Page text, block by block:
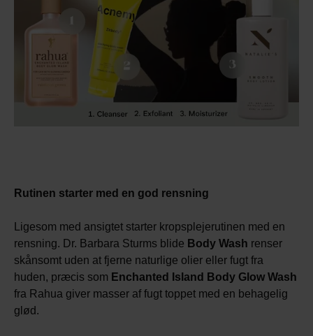
Rutinen starter med en god rensning
Ligesom med ansigtet starter kropsplejerutinen med en
rensning. Dr. Barbara Sturms blide Body Wash renser
skånsomt uden at fjerne naturlige olier eller fugt fra
huden, præcis som Enchanted Island Body Glow Wash
fra Rahua giver masser af fugt toppet med en behagelig
glød.